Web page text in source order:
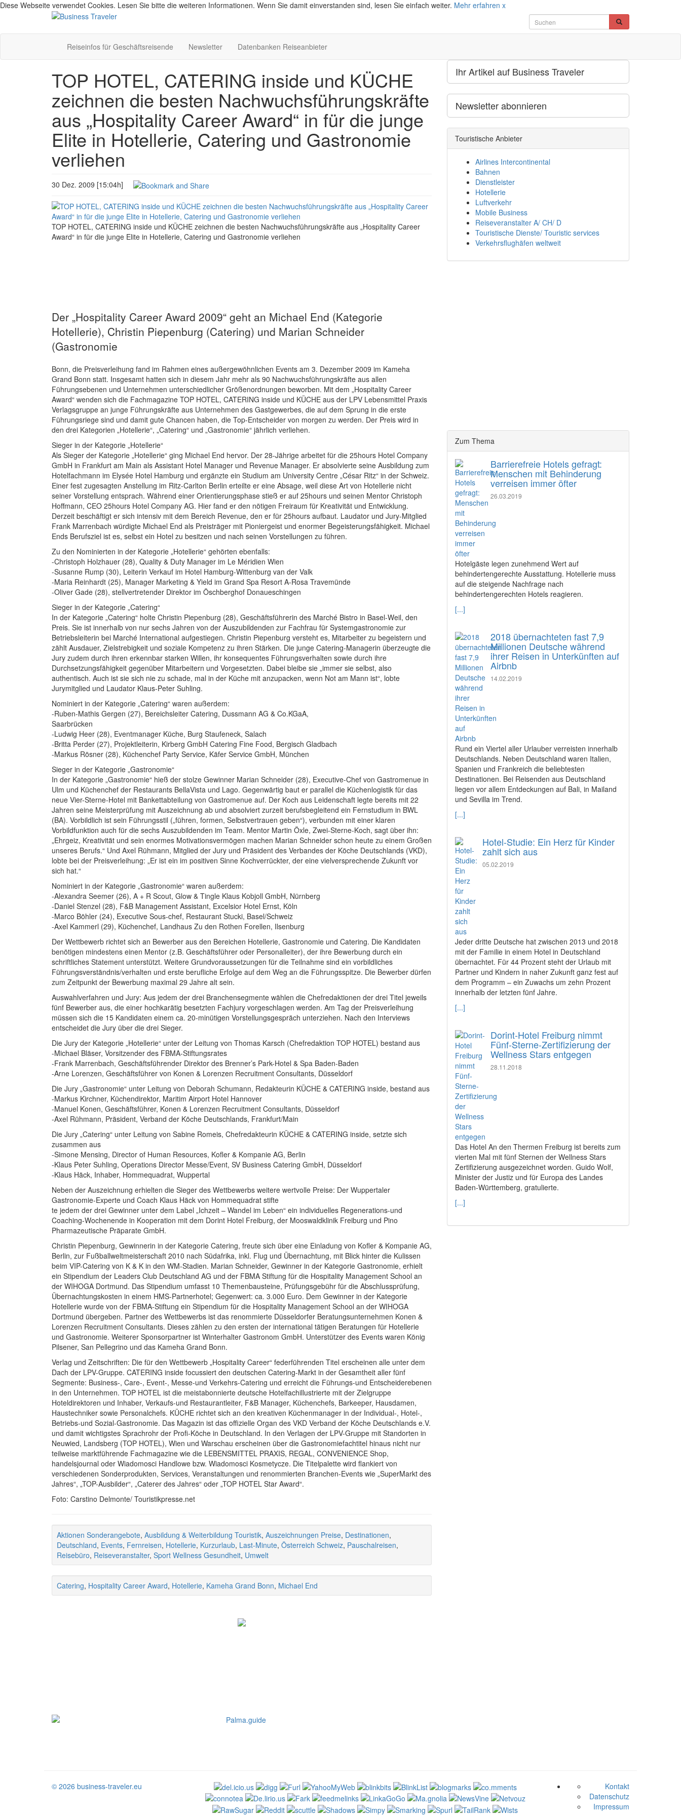
Diese Webseite verwendet Cookies. Lesen Sie bitte die weiteren Informationen. Wenn Sie damit einverstanden sind, lesen Sie einfach weiter. Mehr erfahren x
Reiseinfos für Geschäftsreisende Newsletter Datenbanken Reiseanbieter
TOP HOTEL, CATERING inside und KÜCHE
zeichnen die besten Nachwuchsführungskräfte
aus „Hospitality Career Award“ in für die junge
Elite in Hotellerie, Catering und Gastronomie
verliehen
30 Dez. 2009 [15:04h]
TOP HOTEL, CATERING inside und KÜCHE zeichnen die besten Nachwuchsführungskräfte aus „Hospitality Career
Award“ in für die junge Elite in Hotellerie, Catering und Gastronomie verliehen
Der „Hospitality Career Award 2009“ geht an Michael End (Kategorie
Hotellerie), Christin Piepenburg (Catering) und Marian Schneider
(Gastronomie
Bonn, die Preisverleihung fand im Rahmen eines außergewöhnlichen Events am 3. Dezember 2009 im Kameha
Grand Bonn statt. Insgesamt hatten sich in diesem Jahr mehr als 90 Nachwuchsführungskräfte aus allen
Führungsebenen und Unternehmen unterschiedlicher Größenordnungen beworben. Mit dem „Hospitality Career
Award“ wenden sich die Fachmagazine TOP HOTEL, CATERING inside und KÜCHE aus der LPV Lebensmittel Praxis
Verlagsgruppe an junge Führungskräfte aus Unternehmen des Gastgewerbes, die auf dem Sprung in die erste
Führungsriege sind und damit gute Chancen haben, die Top-Entscheider von morgen zu werden. Der Preis wird in
den drei Kategorien „Hotellerie“, „Catering“ und „Gastronomie“ jährlich verliehen.
Sieger in der Kategorie „Hotellerie“
Als Sieger der Kategorie „Hotellerie“ ging Michael End hervor. Der 28-Jährige arbeitet für die 25hours Hotel Company
GmbH in Frankfurt am Main als Assistant Hotel Manager und Revenue Manager. Er absolvierte seine Ausbildung zum
Hotelfachmann im Elysée Hotel Hamburg und ergänzte ein Studium am University Centre „César Ritz“ in der Schweiz.
Einer fest zugesagten Anstellung im Ritz-Carlton Berlin erteilte er eine Absage, weil diese Art von Hotellerie nicht
seiner Vorstellung entsprach. Während einer Orientierungsphase stieß er auf 25hours und seinen Mentor Christoph
Hoffmann, CEO 25hours Hotel Company AG. Hier fand er den nötigen Freiraum für Kreativität und Entwicklung.
Derzeit beschäftigt er sich intensiv mit dem Bereich Revenue, den er für 25hours aufbaut. Laudator und Jury-Mitglied
Frank Marrenbach würdigte Michael End als Preisträger mit Pioniergeist und enormer Begeisterungsfähigkeit. Michael
Ends Berufsziel ist es, selbst ein Hotel zu besitzen und nach seinen Vorstellungen zu führen.
Zu den Nominierten in der Kategorie „Hotellerie“ gehörten ebenfalls:
-Christoph Holzhauer (28), Quality & Duty Manager im Le Méridien Wien
-Susanne Rump (30), Leiterin Verkauf im Hotel Hamburg-Wittenburg van der Valk
-Maria Reinhardt (25), Manager Marketing & Yield im Grand Spa Resort A-Rosa Travemünde
-Oliver Gade (28), stellvertretender Direktor im Öschberghof Donaueschingen
Sieger in der Kategorie „Catering“
In der Kategorie „Catering“ holte Christin Piepenburg (28), Geschäftsführerin des Marché Bistro in Basel-Weil, den
Preis. Sie ist innerhalb von nur sechs Jahren von der Auszubildenden zur Fachfrau für Systemgastronomie zur
Betriebsleiterin bei Marché International aufgestiegen. Christin Piepenburg versteht es, Mitarbeiter zu begeistern und
zählt Ausdauer, Zielstrebigkeit und soziale Kompetenz zu ihren Stärken. Die junge Catering-Managerin überzeugte die
Jury zudem durch ihren erkennbar starken Willen, ihr konsequentes Führungsverhalten sowie durch ihre
Durchsetzungsfähigkeit gegenüber Mitarbeitern und Vorgesetzten. Dabei bleibe sie „immer sie selbst, also
authentisch. Auch ist sie sich nie zu schade, mal in der Küche mit anzupacken, wenn Not am Mann ist“, lobte
Jurymitglied und Laudator Klaus-Peter Suhling.
Nominiert in der Kategorie „Catering“ waren außerdem:
-Ruben-Mathis Gergen (27), Bereichsleiter Catering, Dussmann AG & Co.KGaA,
Saarbrücken
-Ludwig Heer (28), Eventmanager Küche, Burg Staufeneck, Salach
-Britta Perder (27), Projektleiterin, Kirberg GmbH Catering Fine Food, Bergisch Gladbach
-Markus Rösner (28), Küchenchef Party Service, Käfer Service GmbH, München
Sieger in der Kategorie „Gastronomie“
In der Kategorie „Gastronomie“ hieß der stolze Gewinner Marian Schneider (28), Executive-Chef von Gastromenue in
Ulm und Küchenchef der Restaurants BellaVista und Lago. Gegenwärtig baut er parallel die Küchenlogistik für das
neue Vier-Sterne-Hotel mit Bankettabteilung von Gastromenue auf. Der Koch aus Leidenschaft legte bereits mit 22
Jahren seine Meisterprüfung mit Auszeichnung ab und absolviert zurzeit berufsbegleitend ein Fernstudium in BWL
(BA). Vorbildlich ist sein Führungsstil („führen, formen, Selbstvertrauen geben“), verbunden mit einer klaren
Vorbildfunktion auch für die sechs Auszubildenden im Team. Mentor Martin Öxle, Zwei-Sterne-Koch, sagt über ihn:
„Ehrgeiz, Kreativität und sein enormes Motivationsvermögen machen Marian Schneider schon heute zu einem Großen
unseres Berufs.“ Und Axel Rühmann, Mitglied der Jury und Präsident des Verbandes der Köche Deutschlands (VKD),
lobte bei der Preisverleihung: „Er ist ein im positiven Sinne Kochverrückter, der eine vielversprechende Zukunft vor
sich hat.“
Nominiert in der Kategorie „Gastronomie“ waren außerdem:
-Alexandra Seemer (26), A + R Scout, Glow & Tingle Klaus Kobjoll GmbH, Nürnberg
-Daniel Stenzel (28), F&B Management Assistant, Excelsior Hotel Ernst, Köln
-Marco Böhler (24), Executive Sous-chef, Restaurant Stucki, Basel/Schweiz
-Axel Kammerl (29), Küchenchef, Landhaus Zu den Rothen Forellen, Ilsenburg
Der Wettbewerb richtet sich an Bewerber aus den Bereichen Hotellerie, Gastronomie und Catering. Die Kandidaten
benötigen mindestens einen Mentor (z.B. Geschäftsführer oder Personalleiter), der ihre Bewerbung durch ein
schriftliches Statement unterstützt. Weitere Grundvoraussetzungen für die Teilnahme sind ein vorbildliches
Führungsverständnis/verhalten und erste berufliche Erfolge auf dem Weg an die Führungsspitze. Die Bewerber dürfen
zum Zeitpunkt der Bewerbung maximal 29 Jahre alt sein.
Auswahlverfahren und Jury: Aus jedem der drei Branchensegmente wählen die Chefredaktionen der drei Titel jeweils
fünf Bewerber aus, die einer hochkarätig besetzten Fachjury vorgeschlagen werden. Am Tag der Preisverleihung
müssen sich die 15 Kandidaten einem ca. 20-minütigen Vorstellungsgespräch unterziehen. Nach den Interviews
entscheidet die Jury über die drei Sieger.
Die Jury der Kategorie „Hotellerie“ unter der Leitung von Thomas Karsch (Chefredaktion TOP HOTEL) bestand aus
-Michael Bläser, Vorsitzender des FBMA-Stiftungsrates
-Frank Marrenbach, Geschäftsführender Direktor des Brenner’s Park-Hotel & Spa Baden-Baden
-Arne Lorenzen, Geschäftsführer von Konen & Lorenzen Recruitment Consultants, Düsseldorf
Die Jury „Gastronomie“ unter Leitung von Deborah Schumann, Redakteurin KÜCHE & CATERING inside, bestand aus
-Markus Kirchner, Küchendirektor, Maritim Airport Hotel Hannover
-Manuel Konen, Geschäftsführer, Konen & Lorenzen Recruitment Consultants, Düsseldorf
-Axel Rühmann, Präsident, Verband der Köche Deutschlands, Frankfurt/Main
Die Jury „Catering“ unter Leitung von Sabine Romeis, Chefredakteurin KÜCHE & CATERING inside, setzte sich
zusammen aus
-Simone Mensing, Director of Human Resources, Kofler & Kompanie AG, Berlin
-Klaus Peter Suhling, Operations Director Messe/Event, SV Business Catering GmbH, Düsseldorf
-Klaus Häck, Inhaber, Hommequadrat, Wuppertal
Neben der Auszeichnung erhielten die Sieger des Wettbewerbs weitere wertvolle Preise: Der Wuppertaler
Gastronomie-Experte und Coach Klaus Häck von Hommequadrat stifte
te jedem der drei Gewinner unter dem Label „Ichzeit – Wandel im Leben“ ein individuelles Regenerations-und
Coaching-Wochenende in Kooperation mit dem Dorint Hotel Freiburg, der Mooswaldklinik Freiburg und Pino
Pharmazeutische Präparate GmbH.
Christin Piepenburg, Gewinnerin in der Kategorie Catering, freute sich über eine Einladung von Kofler & Kompanie AG,
Berlin, zur Fußballweltmeisterschaft 2010 nach Südafrika, inkl. Flug und Übernachtung, mit Blick hinter die Kulissen
beim VIP-Catering von K & K in den WM-Stadien. Marian Schneider, Gewinner in der Kategorie Gastronomie, erhielt
ein Stipendium der Leaders Club Deutschland AG und der FBMA Stiftung für die Hospitality Management School an
der WIHOGA Dortmund. Das Stipendium umfasst 10 Themenbausteine, Prüfungsgebühr für die Abschlussprüfung,
Übernachtungskosten in einem HMS-Partnerhotel; Gegenwert: ca. 3.000 Euro. Dem Gewinner in der Kategorie
Hotellerie wurde von der FBMA-Stiftung ein Stipendium für die Hospitality Management School an der WIHOGA
Dortmund übergeben. Partner des Wettbewerbs ist das renommierte Düsseldorfer Beratungsunternehmen Konen &
Lorenzen Recruitment Consultants. Dieses zählen zu den ersten der international tätigen Beratungen für Hotellerie
und Gastronomie. Weiterer Sponsorpartner ist Winterhalter Gastronom GmbH. Unterstützer des Events waren König
Pilsener, San Pellegrino und das Kameha Grand Bonn.
Verlag und Zeitschriften: Die für den Wettbewerb „Hospitality Career“ federführenden Titel erscheinen alle unter dem
Dach der LPV-Gruppe. CATERING inside focussiert den deutschen Catering-Markt in der Gesamtheit aller fünf
Segmente: Business-, Care-, Event-, Messe-und Verkehrs-Catering und erreicht die Führungs-und Entscheiderebenen
in den Unternehmen. TOP HOTEL ist die meistabonnierte deutsche Hotelfachillustrierte mit der Zielgruppe
Hoteldirektoren und Inhaber, Verkaufs-und Restaurantleiter, F&B Manager, Küchenchefs, Barkeeper, Hausdamen,
Haustechniker sowie Personalchefs. KÜCHE richtet sich an den kreativen Küchenmanager in der Individual-, Hotel-,
Betriebs-und Sozial-Gastronomie. Das Magazin ist das offizielle Organ des VKD Verband der Köche Deutschlands e.V.
und damit wichtigstes Sprachrohr der Profi-Köche in Deutschland. In den Verlagen der LPV-Gruppe mit Standorten in
Neuwied, Landsberg (TOP HOTEL), Wien und Warschau erscheinen über die Gastronomiefachtitel hinaus nicht nur
teilweise marktführende Fachmagazine wie die LEBENSMITTEL PRAXIS, REGAL, CONVENIENCE Shop,
handelsjournal oder Wiadomosci Handlowe bzw. Wiadomosci Kosmetycze. Die Titelpalette wird flankiert von
verschiedenen Sonderprodukten, Services, Veranstaltungen und renommierten Branchen-Events wie „SuperMarkt des
Jahres“, „TOP-Ausbilder“, „Caterer des Jahres“ oder „TOP HOTEL Star Award“.
Foto: Carstino Delmonte/ Touristikpresse.net
Aktionen Sonderangebote, Ausbildung & Weiterbildung Touristik, Auszeichnungen Preise, Destinationen,
Deutschland, Events, Fernreisen, Hotellerie, Kurzurlaub, Last-Minute, Österreich Schweiz, Pauschalreisen,
Reisebüro, Reiseveranstalter, Sport Wellness Gesundheit, Umwelt
Catering, Hospitality Career Award, Hotellerie, Kameha Grand Bonn, Michael End
Ihr Artikel auf Business Traveler
Newsletter abonnieren
Touristische Anbieter
Airlines Intercontinental
Bahnen
Dienstleister
Hotellerie
Luftverkehr
Mobile Business
Reiseveranstalter A/ CH/ D
Touristische Dienste/ Touristic services
Verkehrsflughäfen weltweit
Zum Thema
Barrierefreie Hotels gefragt:
Menschen mit Behinderung
verreisen immer öfter
26.03.2019
Hotelgäste legen zunehmend Wert auf
behindertengerechte Ausstattung. Hotellerie muss
auf die steigende Nachfrage nach
behindertengerechten Hotels reagieren.
[...]
2018 übernachteten fast 7,9
Millionen Deutsche während
ihrer Reisen in Unterkünften auf
Airbnb
14.02.2019
Rund ein Viertel aller Urlauber verreisten innerhalb
Deutschlands. Neben Deutschland waren Italien,
Spanien und Frankreich die beliebtesten
Destinationen. Bei Reisenden aus Deutschland
liegen vor allem Entdeckungen auf Bali, in Mailand
und Sevilla im Trend.
[...]
Hotel-Studie: Ein Herz für Kinder
zahlt sich aus
05.02.2019
Jeder dritte Deutsche hat zwischen 2013 und 2018
mit der Familie in einem Hotel in Deutschland
übernachtet. Für 44 Prozent steht der Urlaub mit
Partner und Kindern in naher Zukunft ganz fest auf
dem Programm – ein Zuwachs um zehn Prozent
innerhalb der letzten fünf Jahre.
[...]
Dorint-Hotel Freiburg nimmt
Fünf-Sterne-Zertifizierung der
Wellness Stars entgegen
28.11.2018
Das Hotel An den Thermen Freiburg ist bereits zum
vierten Mal mit fünf Sternen der Wellness Stars
Zertifizierung ausgezeichnet worden. Guido Wolf,
Minister der Justiz und für Europa des Landes
Baden-Württemberg, gratulierte.
[...]
© 2026 business-traveler.eu
Kontakt
Datenschutz
Impressum